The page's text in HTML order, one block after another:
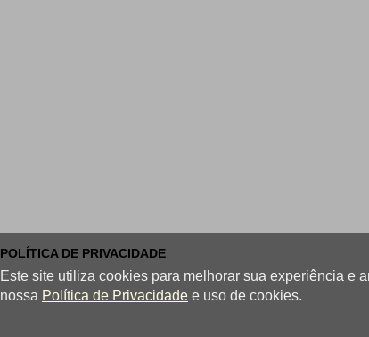
POLÍTICA DE PRIVACIDADE
Este site utiliza cookies para melhorar sua experiência e
nossa Política de Privacidade e uso de cookies.